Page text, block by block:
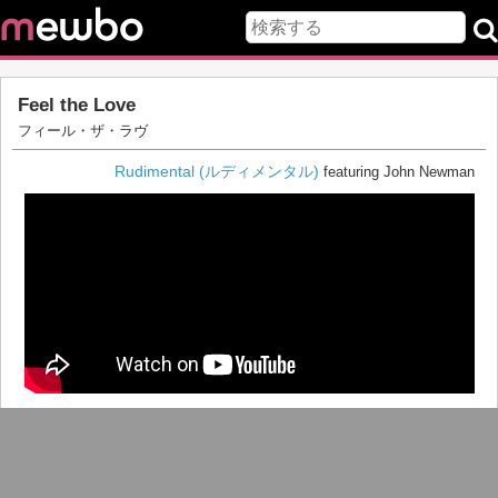
Feel the Love
フィール・ザ・ラヴ
Rudimental (ルディメンタル) featuring John Newman